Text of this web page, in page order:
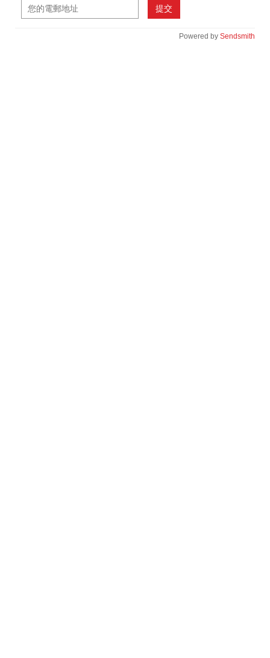
提交
Powered by Sendsmith